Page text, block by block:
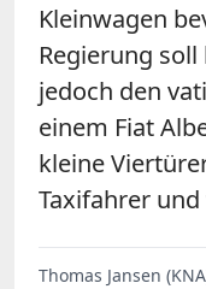
Kleinwagen
Regierung
jedoch den
einem Fiat
kleine
Taxifahrer
Thomas Jansen